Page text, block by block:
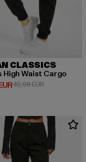
CLASSICS
High Waist Cargo
Preis: 32,99 EUR
49,99 EURAktionspreis: